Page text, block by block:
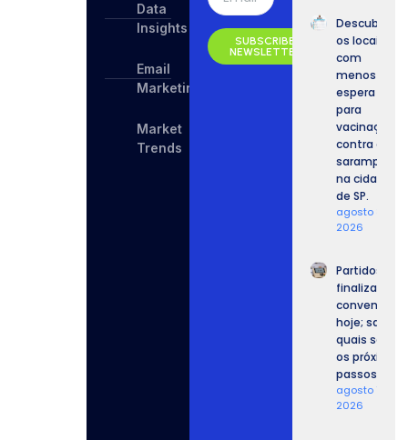
Data
Insights
Email
Marketing
Market
Trends
SUBSCRIBE
NEWSLETTER
Descubra
os locais
com
menos
espera
para
vacinação
contra o
sarampo
na cidade
de SP.
agosto 8,
2026
Partidos
finalizam
convenções
hoje; saiba
quais serão
os próximos
passos.
agosto 7,
2026